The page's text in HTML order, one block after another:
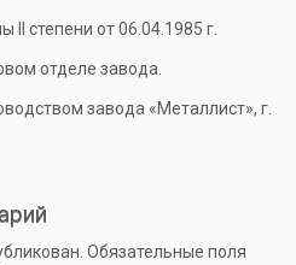
степени от 06.04.1985 г.
отделе завода.
завода «Металлист», г.
Обязательные поля